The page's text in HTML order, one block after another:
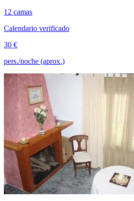
12 camas
Calendario verificado
30 €
pers./noche (aprox.)